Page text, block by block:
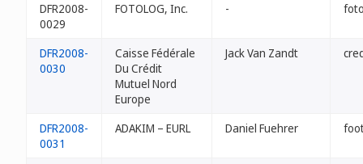
DFR2008-
0029
FOTOLOG, Inc. -
DFR2008-
0030
Caisse Fédérale
Du Crédit
Mutuel Nord
Europe
Jack Van Zandt
DFR2008-
0031
ADAKIM – EURL Daniel Fuehrer